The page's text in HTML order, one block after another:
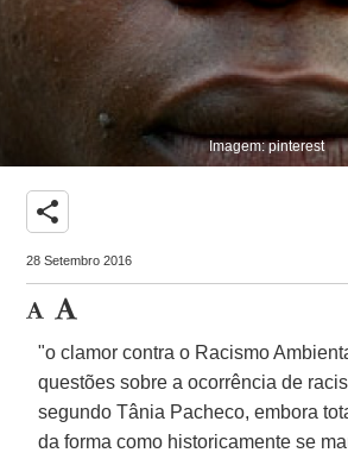
Imagem: pinterest
share
28 Setembro 2016
"o clamor contra o Racismo
questões sobre a ocorrência de
segundo Tânia Pacheco, embora
da forma como historicamente se